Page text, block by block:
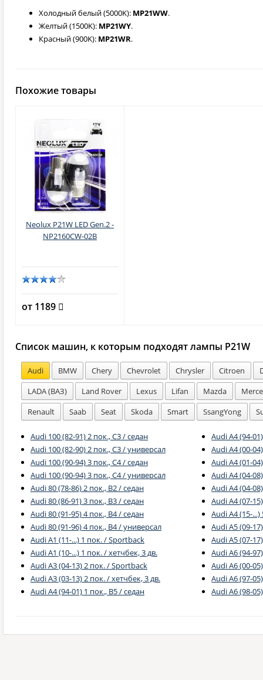
Холодный белый (5000K): MP21WW.
Желтый (1500K): MP21WY.
Красный (900K): MP21WR.
Похожие товары
Neolux P21W LED Gen.2 -
NP2160CW-02B
от 1189
Список машин, к которым подходят лампы P21W
Audi BMW Chery Chevrolet Chrysler Citroen
LADA (ВАЗ)
Land Rover Lexus Lifan Mazda
Renault
Saab Seat Skoda Smart SsangYong
Audi 100 (82-91) 2 пок., C3 / седан
Audi 100 (82-90) 2 пок., C3 / универсал
Audi 100 (90-94) 3 пок., C4 / седан
Audi 100 (90-94) 3 пок., C4 / универсал
Audi 80 (78-86) 2 пок., B2 / седан
Audi 80 (86-91) 3 пок., B3 / седан
Audi 80 (91-95) 4 пок., B4 / седан
Audi 80 (91-96) 4 пок., B4 / универсал
Audi A1 (11-...) 1 пок. / Sportback
Audi A1 (10-...) 1 пок. / хетчбек, 3 дв.
Audi A3 (04-13) 2 пок. / Sportback
Audi A3 (03-13) 2 пок. / хетчбек, 3 дв.
Audi A4 (94-01) 1 пок., B5 / седан
Audi A4 (94-
Audi A4 (00-
Audi A4 (01-
Audi A4 (04-
Audi A4 (04-
Audi A4 (07-
Audi A4 (15-
Audi A5 (09-
Audi A5 (07-
Audi A6 (94-
Audi A6 (00-
Audi A6 (97-
Audi A6 (98-